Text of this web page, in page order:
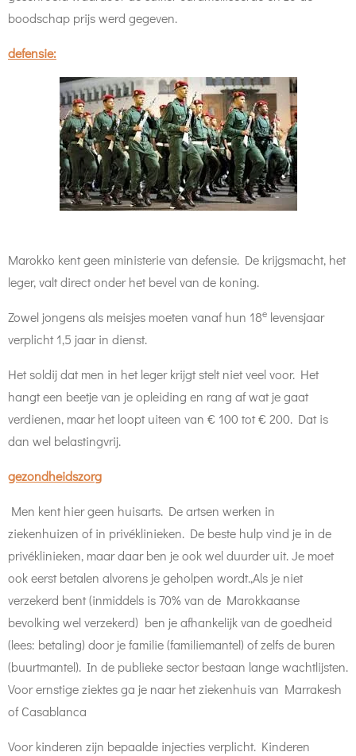
boodschap prijs werd gegeven.
defensie:
Marokko kent geen ministerie van defensie. De krijgsmacht, het
leger, valt direct onder het bevel van de koning.
Zowel jongens als meisjes moeten vanaf hun 18e levensjaar
verplicht 1,5 jaar in dienst.
Het soldij dat men in het leger krijgt stelt niet veel voor. Het
hangt een beetje van je opleiding en rang af wat je gaat
verdienen, maar het loopt uiteen van € 100 tot € 200. Dat is
dan wel belastingvrij.
gezondheidszorg
Men kent hier geen huisarts. De artsen werken in
ziekenhuizen of in privéklinieken. De beste hulp vind je in de
privéklinieken, maar daar ben je ook wel duurder uit. Je moet
ook eerst betalen alvorens je geholpen wordt.,Als je niet
verzekerd bent (inmiddels is 70% van de Marokkaanse
bevolking wel verzekerd) ben je afhankelijk van de goedheid
(lees: betaling) door je familie (familiemantel) of zelfs de buren
(buurtmantel). In de publieke sector bestaan lange wachtlijsten.
Voor ernstige ziektes ga je naar het ziekenhuis van Marrakesh
of Casablanca
Voor kinderen zijn bepaalde injecties verplicht. Kinderen